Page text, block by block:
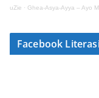
uZie · Ghea-Asya-Ayya – Ayo
Facebook